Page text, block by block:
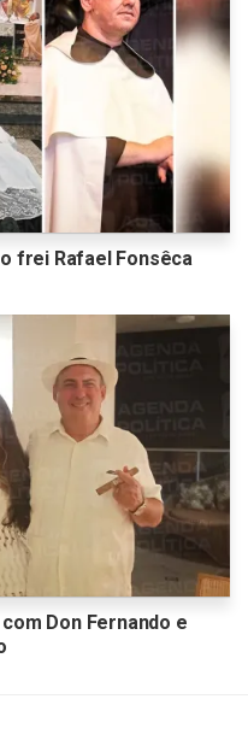
frei Rafael Fonsêca
Don Fernando e